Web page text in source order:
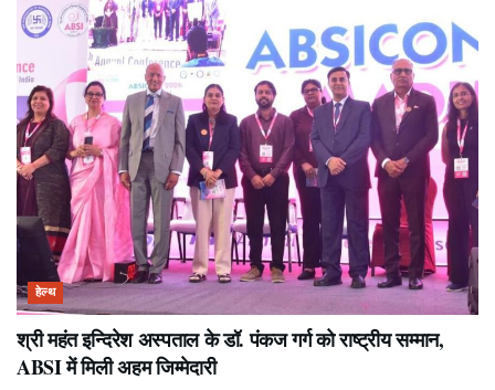
हेल्थ
श्री महंत इन्दिरेश अस्पताल के डॉ. पंकज गर्ग को राष्ट्रीय सम्मान,
ABSI में मिली अहम जिम्मेदारी